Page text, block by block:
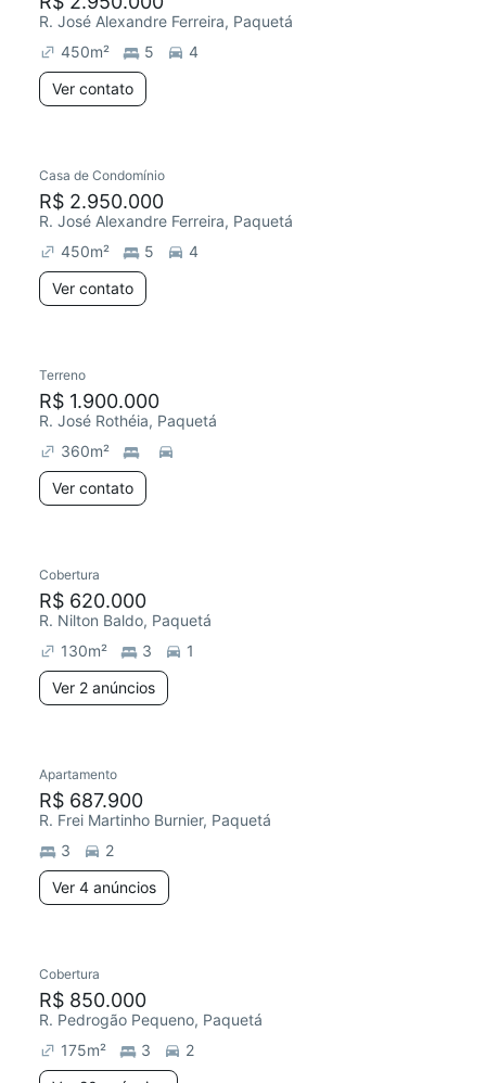
R. José Alexandre Ferreira, Paquetá
450m² 5
4
Ver contato
Casa de Condomínio
R$ 2.950.000
R. José Alexandre Ferreira, Paquetá
450m² 5
4
Ver contato
Terreno
R$ 1.900.000
R. José Rothéia, Paquetá
360m²
Ver contato
Cobertura
R$ 620.000
R. Nilton Baldo, Paquetá
130m² 3
1
Ver 2 anúncios
Apartamento
R$ 687.900
R. Frei Martinho Burnier, Paquetá
3
2
Ver 4 anúncios
Cobertura
R$ 850.000
R. Pedrogão Pequeno, Paquetá
175m² 3
2